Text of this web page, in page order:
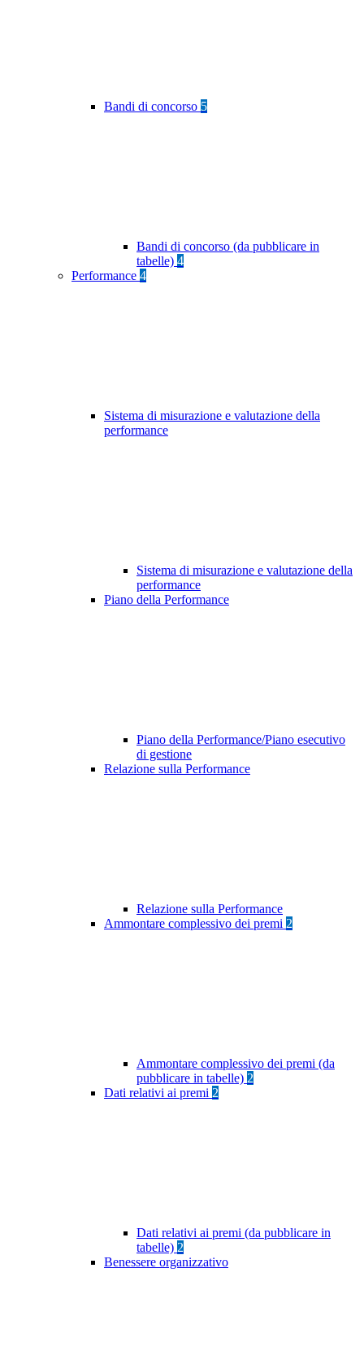
Bandi di concorso 5
Bandi di concorso (da pubblicare in
tabelle) 4
Performance 4
Sistema di misurazione e valutazione della
performance
Sistema di misurazione e valutazione della
performance
Piano della Performance
Piano della Performance/Piano esecutivo
di gestione
Relazione sulla Performance
Relazione sulla Performance
Ammontare complessivo dei premi 2
Ammontare complessivo dei premi (da
pubblicare in tabelle) 2
Dati relativi ai premi 2
Dati relativi ai premi (da pubblicare in
tabelle) 2
Benessere organizzativo